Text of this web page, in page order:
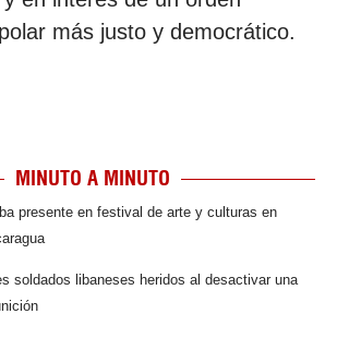
más justo y democrático.
MINUTO A MINUTO
presente en festival de arte y culturas en
soldados libaneses heridos al desactivar una